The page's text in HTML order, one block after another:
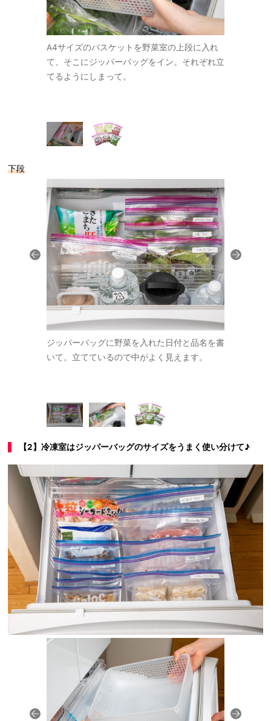
A4サイズのバスケットを野菜室の上段に入れ
て、そこにジッパーバッグをイン。それぞれ立
てるようにしまって。
下段
ジッパーバッグに野菜を入れた日付と品名を書
いて。立てているので中がよく見えます。
【2】冷凍室はジッパーバッグのサイズをうまく使い分けて♪